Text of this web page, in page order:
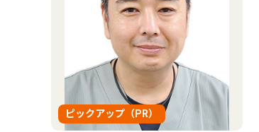
ピックアップ（PR）